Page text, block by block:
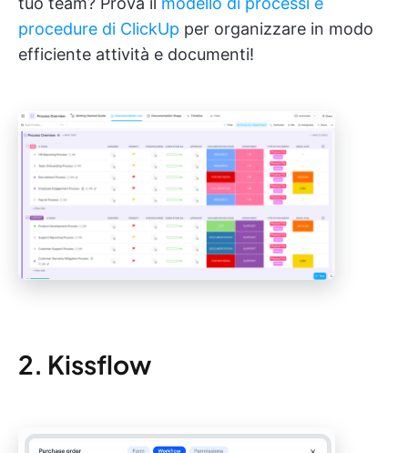
procedure di ClickUp per organizzare in modo
efficiente attività e documenti!
2. Kissflow